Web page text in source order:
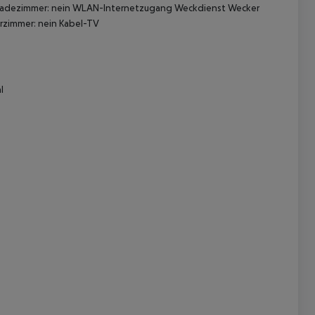
nein WLAN-Internetzugang Weckdienst Wecker
nein Kabel-TV